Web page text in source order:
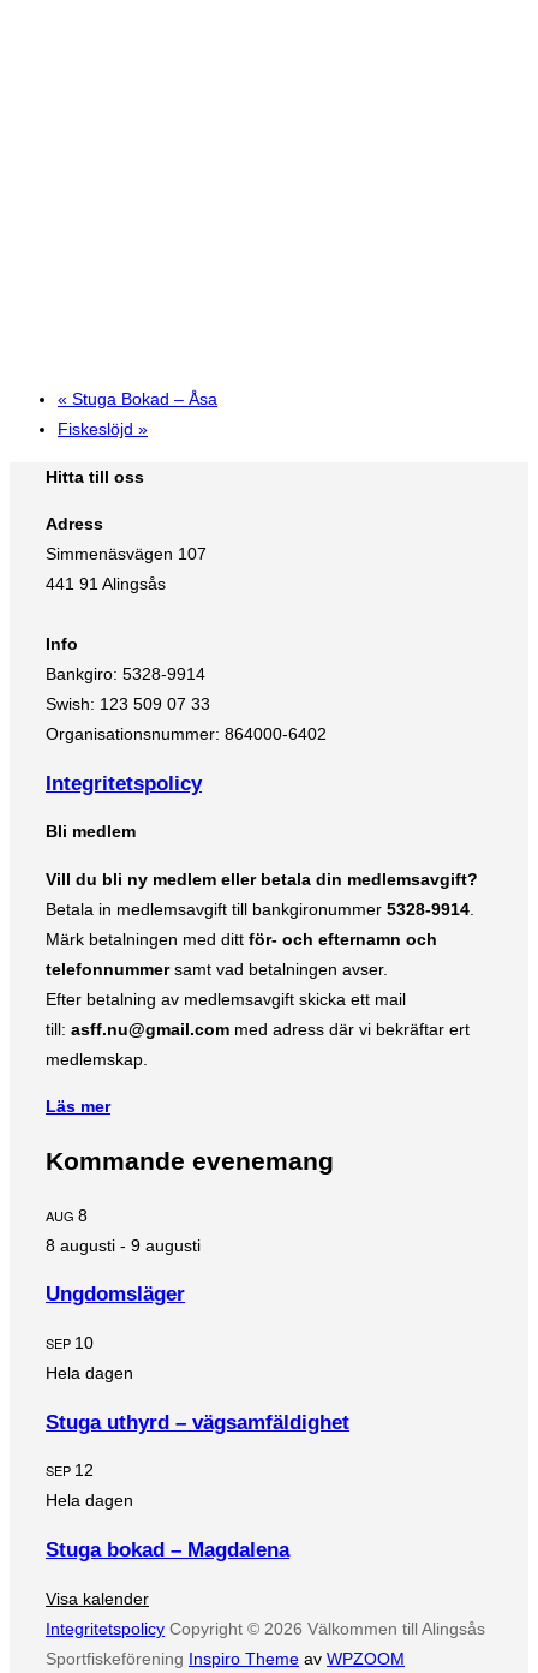
« Stuga Bokad – Åsa
Fiskeslöjd »
Hitta till oss
Adress
Simmenäsvägen 107
441 91 Alingsås
Info
Bankgiro: 5328-9914
Swish: 123 509 07 33
Organisationsnummer: 864000-6402
Integritetspolicy
Bli medlem
Vill du bli ny medlem eller betala din medlemsavgift?
Betala in medlemsavgift till bankgironummer 5328-9914
Märk betalningen med ditt för- och efternamn och
telefonnummersamt vad betalningen avser.
Efter betalning av medlemsavgift skicka ett mail
till: asff.nu@gmail.com med adress där vi bekräftar ert
medlemskap.
Läs mer
Kommande evenemang
AUG 8
8 augusti - 9 augusti
Ungdomsläger
SEP 10
Hela dagen
Stuga uthyrd – vägsamfäldighet
SEP 12
Hela dagen
Stuga bokad – Magdalena
Visa kalender
Integritetspolicy Copyright © 2026 Välkommen till Alingsås
Sportfiskeförening Inspiro Theme av WPZOOM